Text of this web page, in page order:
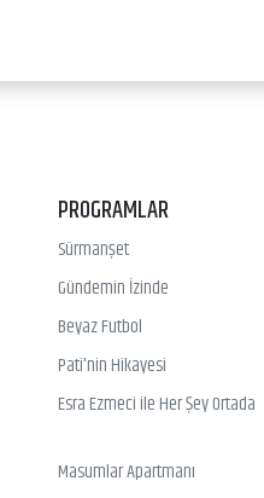
PROGRAMLAR
Sürmanşet
Gündemin İzinde
Beyaz Futbol
Pati'nin Hikayesi
Esra Ezmeci ile Her Şey Ortada
Masumlar Apartmanı